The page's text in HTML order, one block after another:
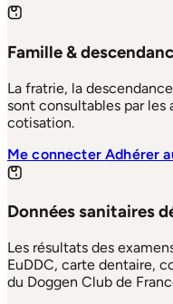
Famille &
La fratrie, la
sont consultables par les
cotisation.
Me connecterAdhérer
Données sanitaires
Les résultats des
EuDDC, carte dentaire,
du Doggen Club de